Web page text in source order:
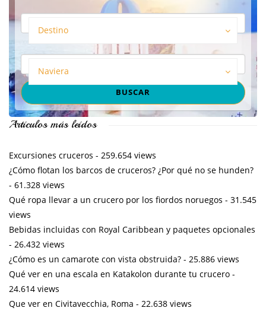
Destino
Naviera
Artículos más leídos
Excursiones cruceros - 259.654 views
¿Cómo flotan los barcos de cruceros? ¿Por qué no se hunden?
- 61.328 views
Qué ropa llevar a un crucero por los fiordos noruegos - 31.545
views
Bebidas incluidas con Royal Caribbean y paquetes opcionales
- 26.432 views
¿Cómo es un camarote con vista obstruida? - 25.886 views
Qué ver en una escala en Katakolon durante tu crucero -
24.614 views
Que ver en Civitavecchia, Roma - 22.638 views